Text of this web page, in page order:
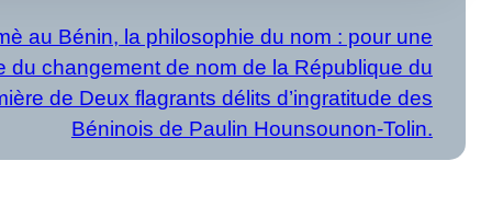
au Bénin, la philosophie du nom : pour une
du changement de nom de la République du
de Deux flagrants délits d’ingratitude des
Béninois de Paulin Hounsounon-Tolin.